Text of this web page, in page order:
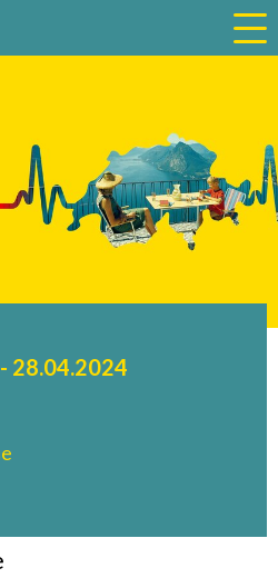
accessibility.time_to
- 28.04.2024